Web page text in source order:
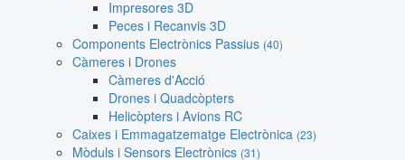
Impresores 3D
Peces i Recanvis 3D
Components Electrònics Passius (40)
Càmeres i Drones
Càmeres d'Acció
Drones i Quadcòpters
Helicòpters i Avions RC
Caixes i Emmagatzematge Electrònica (23)
Mòduls i Sensors Electrònics (31)